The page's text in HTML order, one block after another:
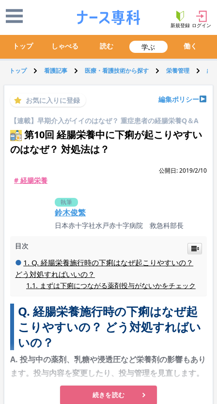
新規登録 ログイン
トップ しゃべる 読む 学ぶ 働く
トップ 看護記事 医療・看護技術から探す 栄養管理 経
お気に入りに登録 編集ポリシー
【連載】早期介入がイイのはなぜ？ 重症患者の経腸栄養Q＆A
第10回 経腸栄養中に下痢が起こりやすい
のはなぜ？ 対処法は？
公開日: 2019/2/10
# 経腸栄養
執筆
鈴木俊繁
日本赤十字社水戸赤十字病院 救急科部長
目次
Q. 経腸栄養施行時の下痢はなぜ起こりやすいの？
どう対処すればいいの？
まずは下痢につながる薬剤投与がないかをチェック
Q. 経腸栄養施行時の下痢はなぜ起
こりやすいの？ どう対処すればい
いの？
A. 投与中の薬剤、乳糖や浸透圧など栄養剤の影響もあり
ます。投与内容を変更したり、投与管理を見直します。
続きを読む